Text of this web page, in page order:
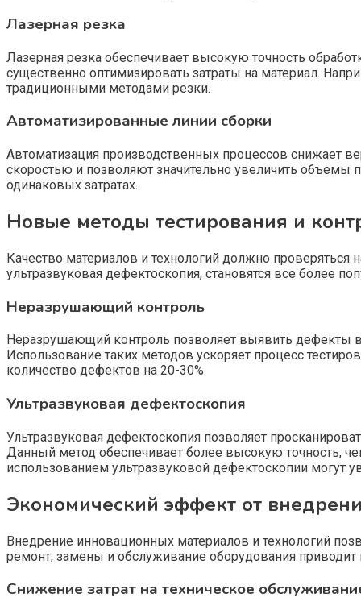
Лазерная резка
Лазерная резка обеспечивает высокую точность
существенно оптимизировать затраты на материал.
традиционными методами резки.
Автоматизированные линии сборки
Автоматизация производственных процессов снижает
скоростью и позволяют значительно увеличить объемы
одинаковых затратах.
Новые методы тестирования и
Качество материалов и технологий должно
ультразвуковая дефектоскопия, становятся все более
Неразрушающий контроль
Неразрушающий контроль позволяет выявить дефекты
Использование таких методов ускоряет процесс
количество дефектов на 20-30%.
Ультразвуковая дефектоскопия
Ультразвуковая дефектоскопия позволяет
Данный метод обеспечивает более высокую точность,
использованием ультразвуковой дефектоскопии могут
Экономический эффект от
Внедрение инновационных материалов и технологий
ремонт, замены и обслуживание оборудования
Снижение затрат на техническое